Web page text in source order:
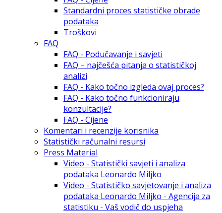
Standardni proces statističke obrade
podataka
Troškovi
FAQ
FAQ - Podučavanje i savjeti
FAQ – najčešća pitanja o statističkoj
analizi
FAQ - Kako točno izgleda ovaj proces?
FAQ - Kako točno funkcioniraju
konzultacije?
FAQ - Cijene
Komentari i recenzije korisnika
Statistički računalni resursi
Press Material
Video - Statistički savjeti i analiza
podataka Leonardo Miljko
Video - Statističko savjetovanje i analiza
podataka Leonardo Miljko - Agencija za
statistiku - Vaš vodič do uspjeha